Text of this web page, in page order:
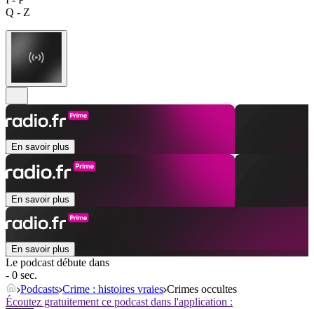
Q - Z
En savoir plus
En savoir plus
En savoir plus
Le podcast débute dans
- 0 sec.
Podcasts Crime : histoires vraies Crimes occultes
Écoutez gratuitement ce podcast dans l'application :